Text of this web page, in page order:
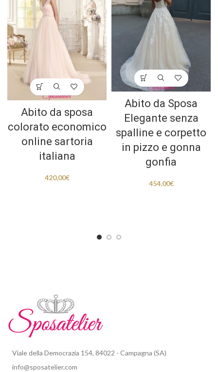
Abito da sposa
colorato economico
online sartoria
italiana
420,00€
Abito da Sposa
Elegante senza
spalline e corpetto
in pizzo e gonna
gonfia
454,00€
Viale della Democrazia 154, 84022 - Campagna (SA)
info@sposatelier.com